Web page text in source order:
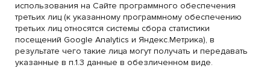
использования на Сайте программного обеспечения
третьих лиц (к указанному программному обеспечению
третьих лиц относятся системы сбора статистики
посещений Google Analytics и Яндекс.Метрика), в
результате чего такие лица могут получать и передавать
указанные в п.1.3 данные в обезличенном виде.